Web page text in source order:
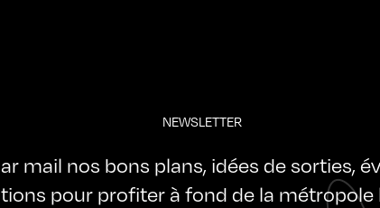
NEWSLETTER
mail nos bons plans, idées de sorties,
pour profiter à fond de la métropole